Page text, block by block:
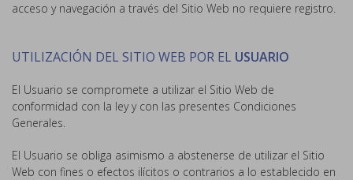
acceso y navegación a través del Sitio Web no requiere registro.
UTILIZACIÓN DEL SITIO WEB POR EL USUARIO
El Usuario se compromete a utilizar el Sitio Web de
conformidad con la ley y con las presentes Condiciones
Generales.
El Usuario se obliga asimismo a abstenerse de utilizar el Sitio
Web con fines o efectos ilícitos o contrarios a lo establecido en